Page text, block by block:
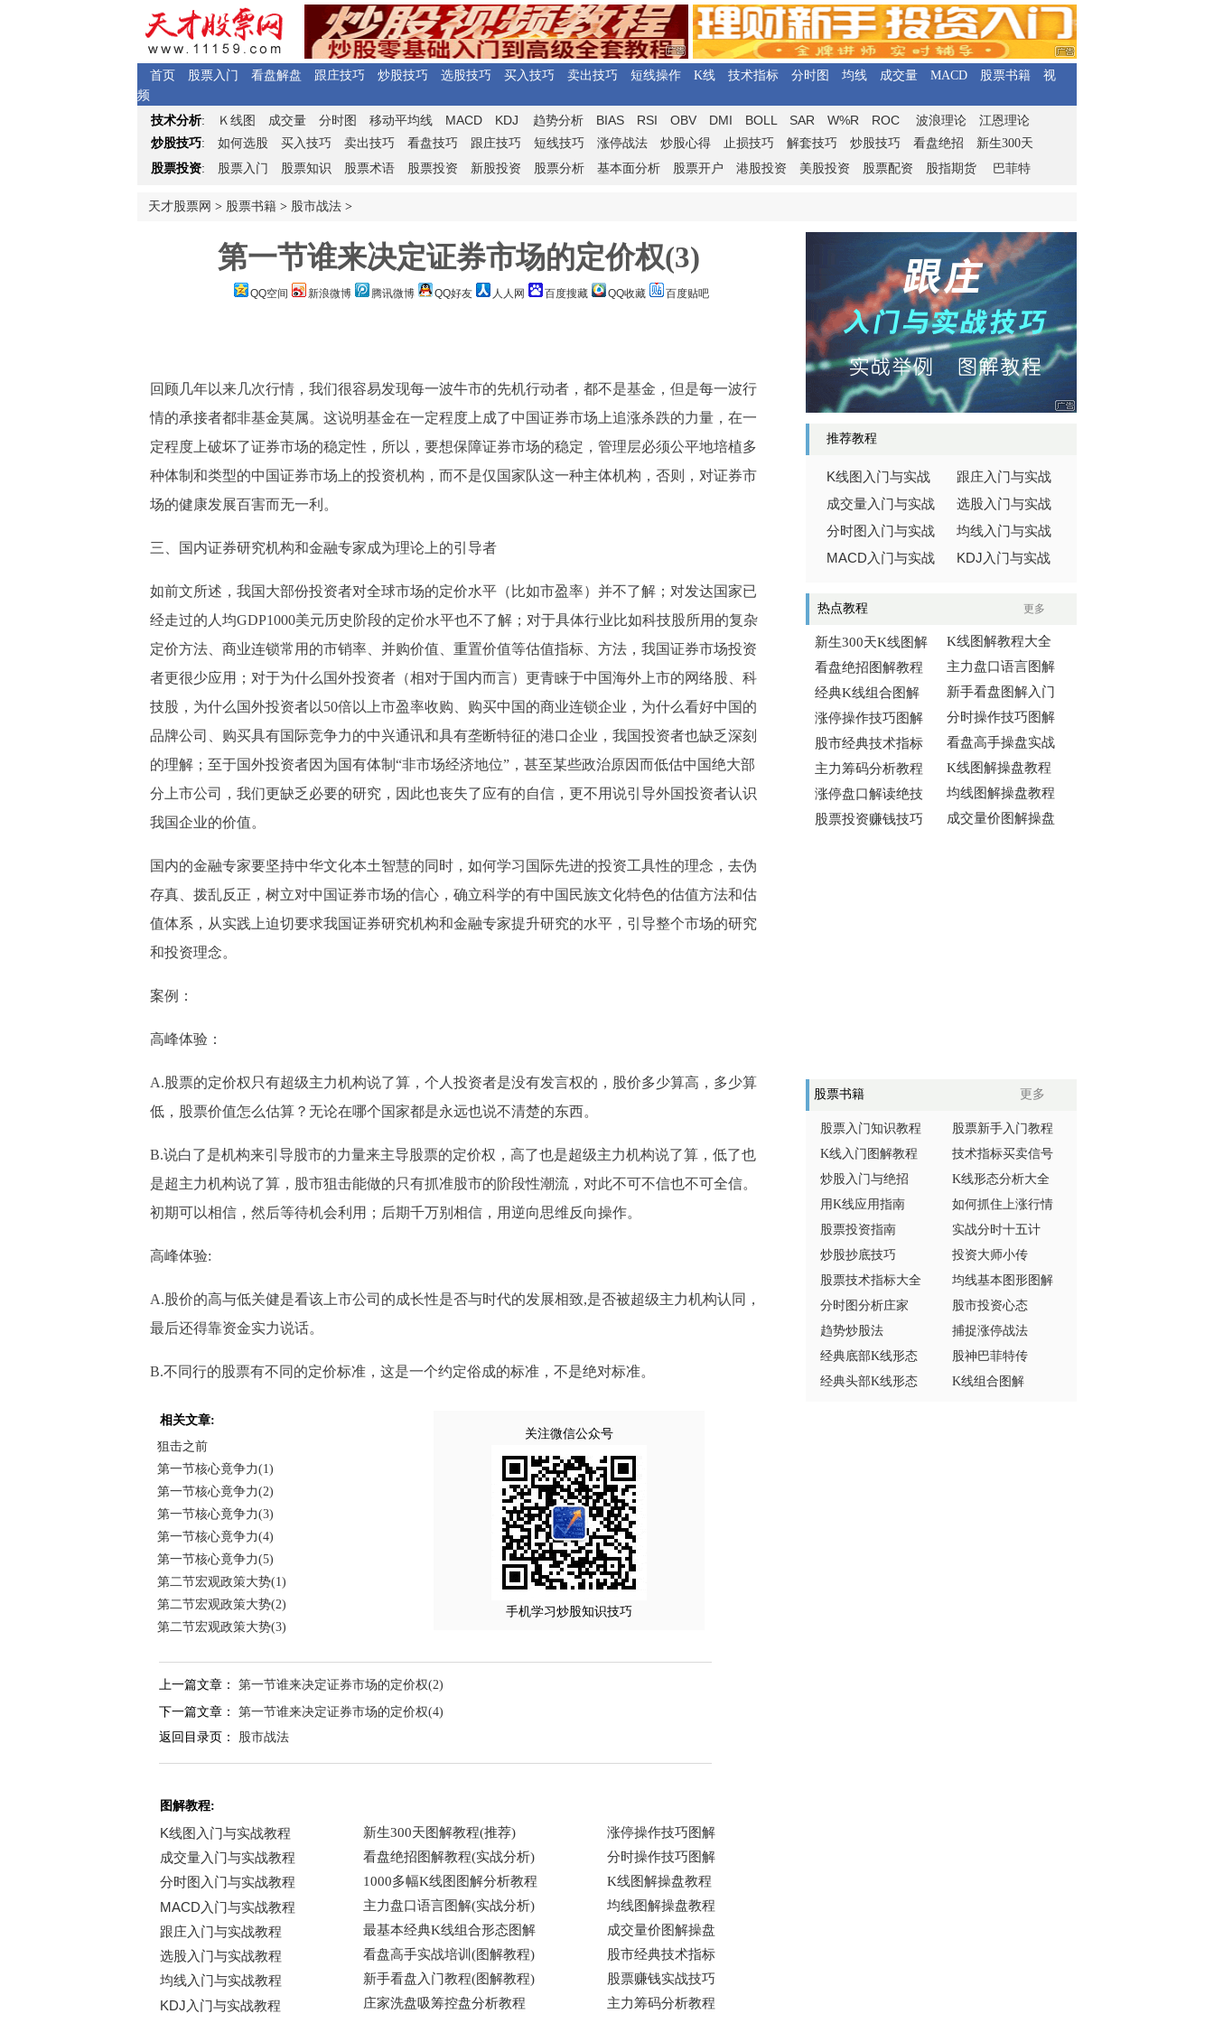
首页 股票入门 看盘解盘 跟庄技巧 炒股技巧 选股技巧 买入技巧 卖出技巧 短线操作 K线 技术指标 分时图 均线 成交量 MACD 股票书籍
视
频
技术分析: Ｋ 线图 成交量 分时图 移动平均线 MACD KDJ 趋势分析 BIAS RSI OBV DMI BOLL SAR W%R ROC 波浪理论
江恩理论
炒股技巧: 如何选股 买入技巧 卖出技巧 看盘技巧 跟庄技巧 短线技巧 涨停战法 炒股心得 止损技巧 解套技巧 炒股技巧 看盘绝招
新生300天
股票投资: 股票入门 股票知识 股票术语 股票投资 新股投资 股票分析 基本面分析 股票开户 港股投资 美股投资 股票配资 股指期货 巴菲特
天才股票网 > 股票书籍 > 股市战法 >
第一节谁来决定证券市场的定价权(3)
QQ空间 新浪微博 腾讯微博 QQ好友 人人网 百度搜藏 QQ收藏 百度贴吧
回顾几年以来几次行情，我们很容易发现每一波牛市的先机行动者，都不是基金，但是每一波行
情的承接者都非基金莫属。这说明基金在一定程度上成了中国证券市场上追涨杀跌的力量，在一
定程度上破坏了证券市场的稳定性，所以，要想保障证券市场的稳定，管理层必须公平地培植多
种体制和类型的中国证券市场上的投资机构，而不是仅国家队这一种主体机构，否则，对证券市
场的健康发展百害而无一利。
三、国内证券研究机构和金融专家成为理论上的引导者
如前文所述，我国大部份投资者对全球市场的定价水平（比如市盈率）并不了解；对发达国家已
经走过的人均GDP1000美元历史阶段的定价水平也不了解；对于具体行业比如科技股所用的复杂
定价方法、商业连锁常用的市销率、并购价值、重置价值等估值指标、方法，我国证券市场投资
者更很少应用；对于为什么国外投资者（相对于国内而言）更青睐于中国海外上市的网络股、科
技股，为什么国外投资者以50倍以上市盈率收购、购买中国的商业连锁企业，为什么看好中国的
品牌公司、购买具有国际竞争力的中兴通讯和具有垄断特征的港口企业，我国投资者也缺乏深刻
的理解；至于国外投资者因为国有体制“非市场经济地位”，甚至某些政治原因而低估中国绝大部
分上市公司，我们更缺乏必要的研究，因此也丧失了应有的自信，更不用说引导外国投资者认识
我国企业的价值。
国内的金融专家要坚持中华文化本土智慧的同时，如何学习国际先进的投资工具性的理念，去伪
存真、拨乱反正，树立对中国证券市场的信心，确立科学的有中国民族文化特色的估值方法和估
值体系，从实践上迫切要求我国证券研究机构和金融专家提升研究的水平，引导整个市场的研究
和投资理念。
案例：
高峰体验：
A.股票的定价权只有超级主力机构说了算，个人投资者是没有发言权的，股价多少算高，多少算
低，股票价值怎么估算？无论在哪个国家都是永远也说不清楚的东西。
B.说白了是机构来引导股市的力量来主导股票的定价权，高了也是超级主力机构说了算，低了也
是超主力机构说了算，股市狙击能做的只有抓准股市的阶段性潮流，对此不可不信也不可全信。
初期可以相信，然后等待机会利用；后期千万别相信，用逆向思维反向操作。
高峰体验:
A.股价的高与低关健是看该上市公司的成长性是否与时代的发展相致,是否被超级主力机构认同，
最后还得靠资金实力说话。
B.不同行的股票有不同的定价标准，这是一个约定俗成的标准，不是绝对标准。
相关文章:
狙击之前
第一节核心竟争力(1)
第一节核心竟争力(2)
第一节核心竟争力(3)
第一节核心竟争力(4)
第一节核心竟争力(5)
第二节宏观政策大势(1)
第二节宏观政策大势(2)
第二节宏观政策大势(3)
关注微信公众号
手机学习炒股知识技巧
上一篇文章： 第一节谁来决定证券市场的定价权(2)
下一篇文章： 第一节谁来决定证券市场的定价权(4)
返回目录页： 股市战法
图解教程:
推荐教程
K线图入门与实战
成交量入门与实战
分时图入门与实战
MACD 入门与实战
跟庄入门与实战
选股入门与实战
均线入门与实战
KDJ 入门与实战
热点教程 更多
新生300天K线图解
看盘绝招图解教程
经典K线组合图解
涨停操作技巧图解
股市经典技术指标
主力筹码分析教程
涨停盘口解读绝技
股票投资赚钱技巧
K线图解教程大全
主力盘口语言图解
新手看盘图解入门
分时操作技巧图解
看盘高手操盘实战
K线图解操盘教程
均线图解操盘教程
成交量价图解操盘
股票书籍 更多
股票入门知识教程
K线入门图解教程
炒股入门与绝招
用K线应用指南
股票投资指南
炒股抄底技巧
股票技术指标大全
分时图分析庄家
趋势炒股法
经典底部K线形态
经典头部K线形态
股票新手入门教程
技术指标买卖信号
K线形态分析大全
如何抓住上涨行情
实战分时十五计
投资大师小传
均线基本图形图解
股市投资心态
捕捉涨停战法
股神巴菲特传
K线组合图解